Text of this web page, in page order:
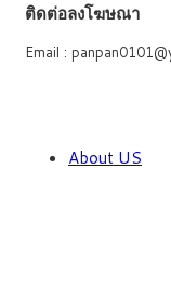
ติดต่อลงโฆษณา
Email :
About US